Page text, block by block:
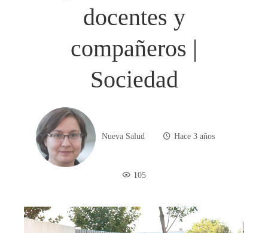
docentes y
compañeros |
Sociedad
Nueva Salud Hace 3 años
105